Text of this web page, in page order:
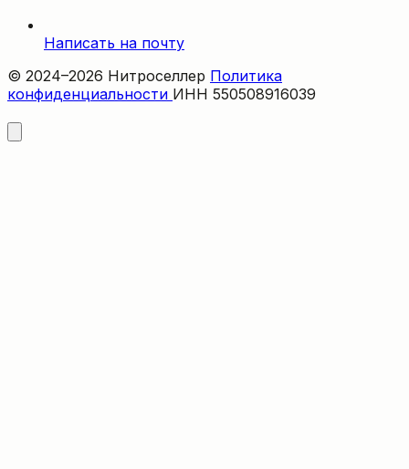
Написать на почту
© 2024–2026 Нитроселлер Политика
конфиденциальности ИНН 550508916039